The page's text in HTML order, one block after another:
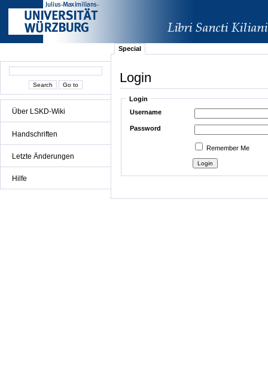
Über LSKD-Wiki
Handschriften
Letzte Änderungen
Hilfe
Special
Login
Login
Username
Password
Remember Me